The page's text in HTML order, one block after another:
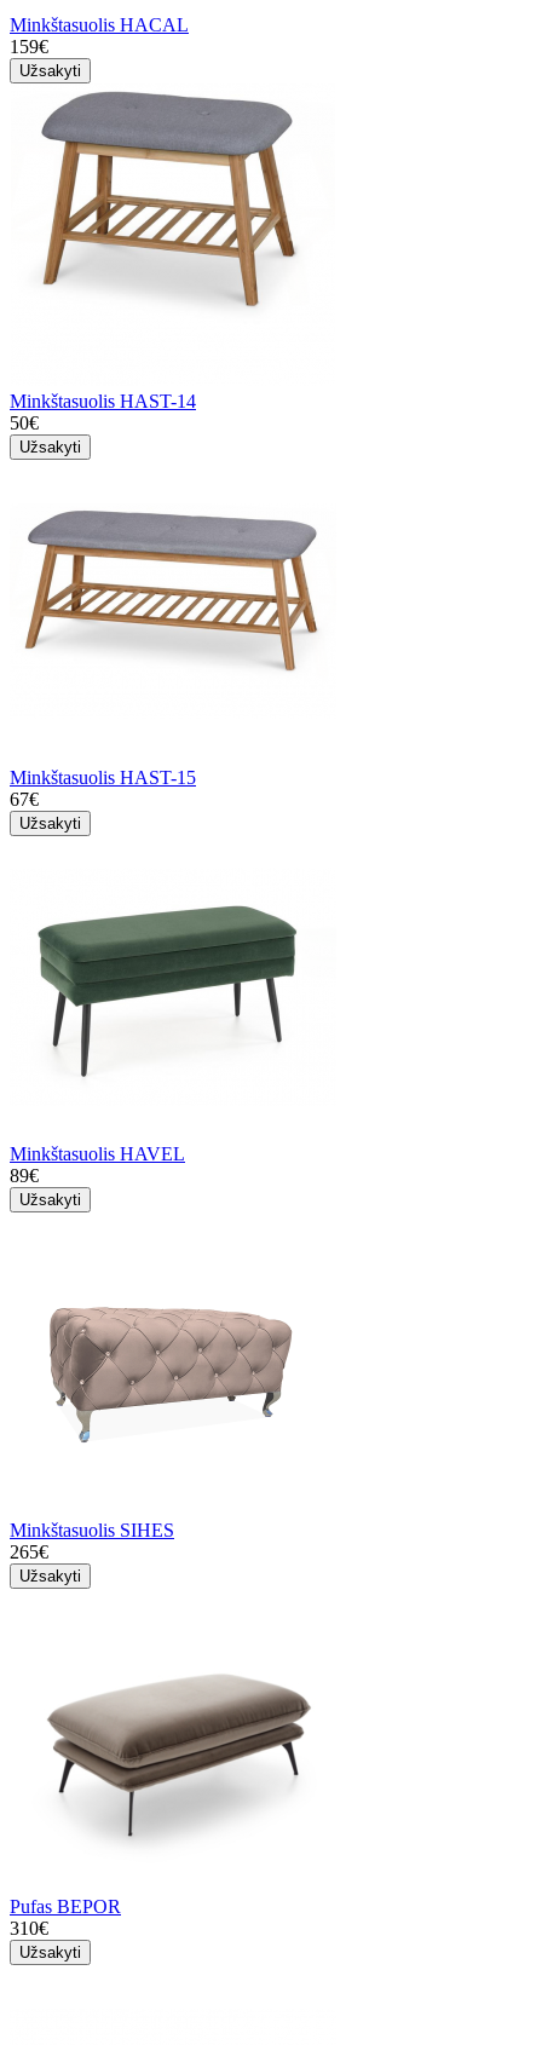
Minkštasuolis HACAL
159€
Užsakyti
Minkštasuolis HAST-14
50€
Užsakyti
Minkštasuolis HAST-15
67€
Užsakyti
Minkštasuolis HAVEL
89€
Užsakyti
Minkštasuolis SIHES
265€
Užsakyti
Pufas BEPOR
310€
Užsakyti